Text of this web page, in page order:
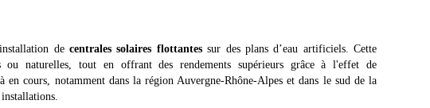
decentrales solaires flottantessur des plans d’eau artificiels. Cette
ou naturelles, tout en offrant des rendements supérieurs grâce à l'effet de
cours, notamment dans la région Auvergne-Rhône-Alpes et dans le sud de la